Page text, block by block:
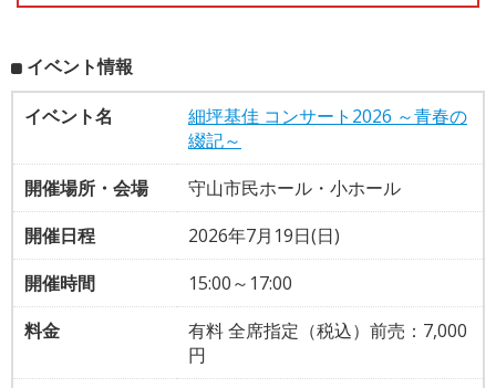
イベント情報
イベント名
細坪基佳 コンサート2026 ～青春の
綴記～
開催場所・会場
守山市民ホール・小ホール
開催日程
2026年7月19日(日)
開催時間
15:00～17:00
料金
有料 全席指定（税込）前売：7,000
円